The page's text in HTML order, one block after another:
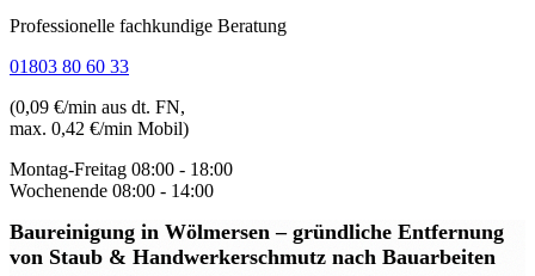
Professionelle fachkundige Beratung
01803 80 60 33
(0,09 €/min aus dt. FN,
max. 0,42 €/min Mobil)
Montag-Freitag 08:00 - 18:00
Wochenende 08:00 - 14:00
Baureinigung in Wölmersen– gründliche Entfernung
von Staub & Handwerkerschmutz nach Bauarbeiten